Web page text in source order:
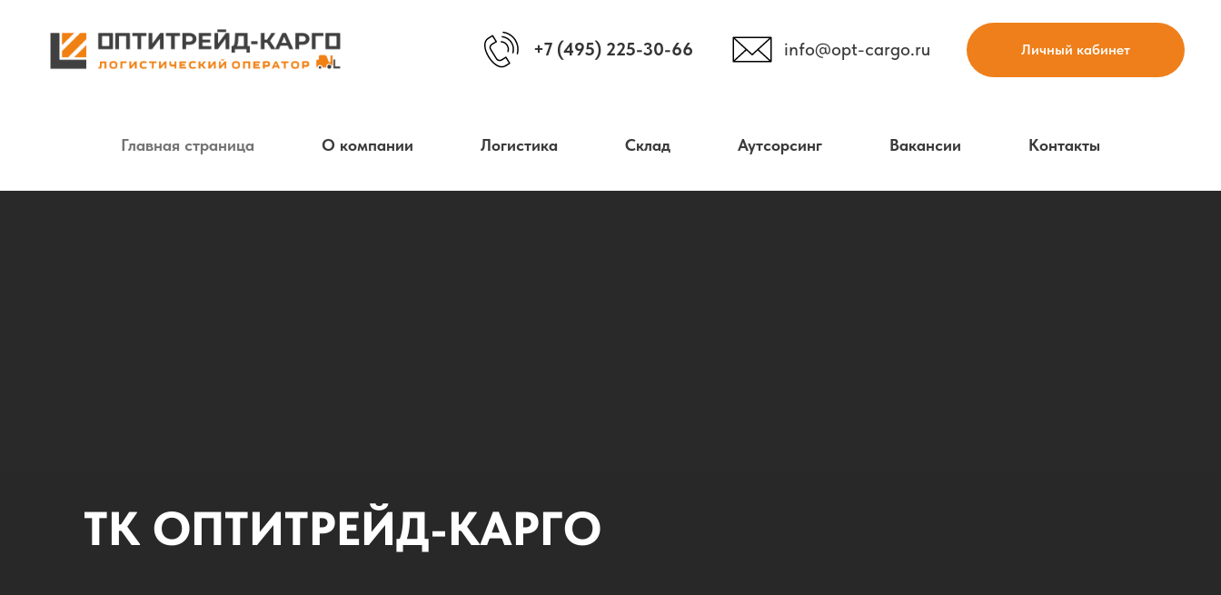
+7 (495) 225-30-66 info@opt-cargo.ru Личный кабинет
Главная страница О компании Логистика Склад Аутсорсинг Вакансии Контакты
ТК ОПТИТРЕЙД-КАРГО